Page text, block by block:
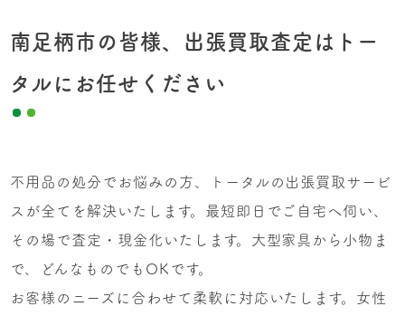
南足柄市の皆様、出張買取査定はトー
タルにお任せください
不用品の処分でお悩みの方、トータルの出張買取サービ
スが全てを解決いたします。最短即日でご自宅へ伺い、
その場で査定・現金化いたします。大型家具から小物ま
で、どんなものでもOKです。
お客様のニーズに合わせて柔軟に対応いたします。女性